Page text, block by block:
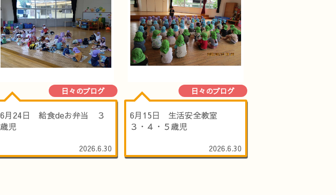
日々のブログ
6月24日 給食deお弁当 ３
歳児
2026.6.30
日々のブログ
6月15日 生活安全教室
３・４・５歳児
2026.6.30